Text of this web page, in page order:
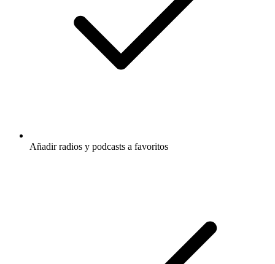
Añadir radios y podcasts a favoritos